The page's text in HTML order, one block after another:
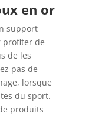
en or
support
profiter de
de les
pas de
lorsque
du sport.
produits